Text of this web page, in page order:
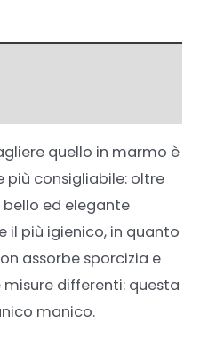
quello in marmo è
più consigliabile: oltre
ed elegante
il più igienico, in quanto
assorbe sporcizia e
differenti: questa
manico.